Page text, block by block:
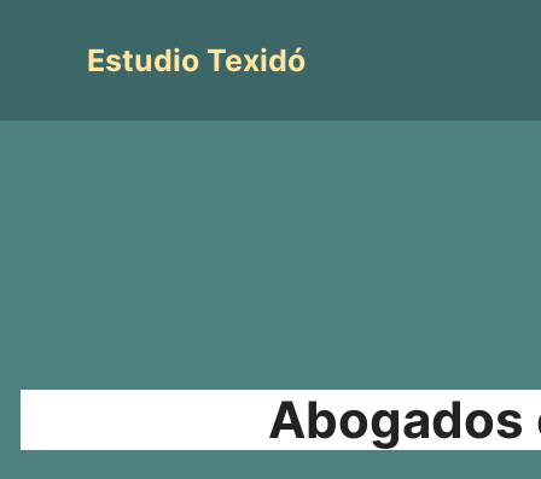
contenidoEstudio Texidó
Abogados